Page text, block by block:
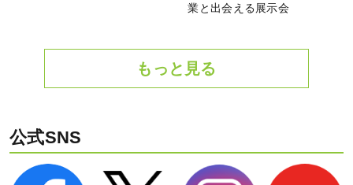
業と出会える展示会
もっと見る
公式SNS